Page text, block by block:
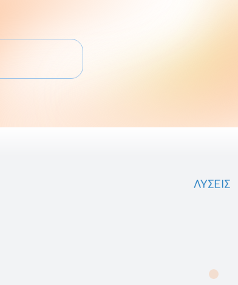
ΛΎΣΕΙΣ